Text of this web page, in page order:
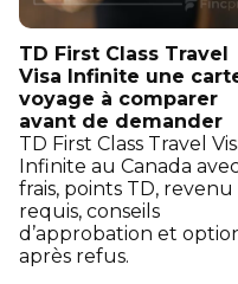
TD First Class Travel
Visa Infinite une
voyage à comparer
avant de demander
TD First Class Travel
Infinite au Canada
frais, points TD, revenu
requis, conseils
d’approbation et
après refus.